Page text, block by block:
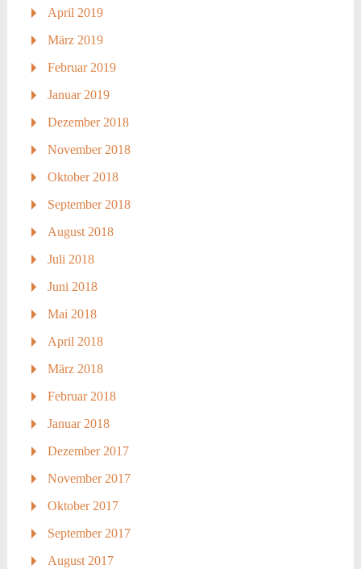
April 2019
März 2019
Februar 2019
Januar 2019
Dezember 2018
November 2018
Oktober 2018
September 2018
August 2018
Juli 2018
Juni 2018
Mai 2018
April 2018
März 2018
Februar 2018
Januar 2018
Dezember 2017
November 2017
Oktober 2017
September 2017
August 2017